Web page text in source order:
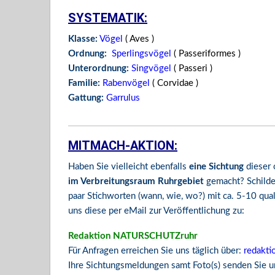
SYSTEMATIK:
Klasse: Vögel ( Aves )
Ordnung: Sperlingsvögel ( Passeriformes )
Unterordnung: Singvögel ( Passeri )
Familie: Rabenvögel ( Corvidae )
Gattung: Garrulus
MITMACH-AKTION:
Haben Sie vielleicht ebenfalls eine Sichtung dieser
im Verbreitungsraum Ruhrgebiet gemacht?
paar Stichworten (wann, wie, wo?) mit ca. 5-10
uns diese per eMail zur Veröffentlichung zu:
Redaktion NATURSCHUTZruhr
Für Anfragen erreichen Sie uns täglich über:
Ihre Sichtungsmeldungen samt Foto(s) senden Sie